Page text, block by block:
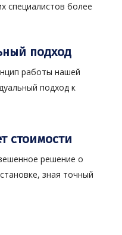
специалистов более
подход
работы нашей
подход к
стоимости
решение о
зная точный